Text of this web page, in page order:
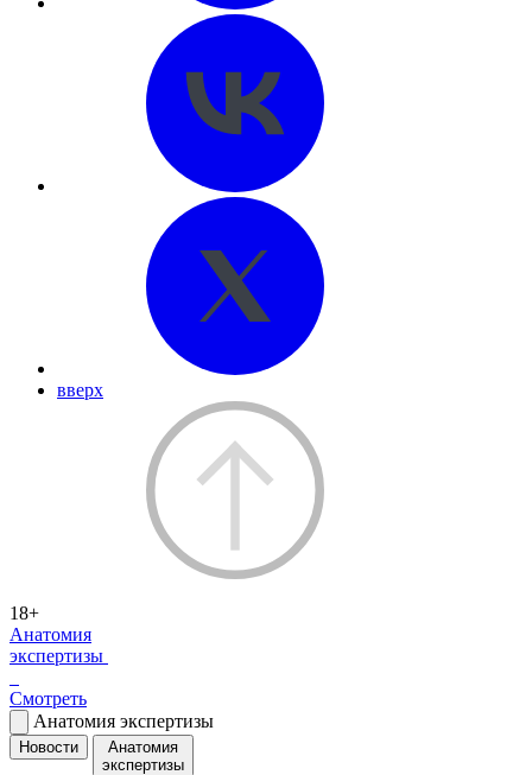
вверх
18+
Анатомия
экспертизы
Смотреть
Анатомия экспертизы
Новости
Анатомия
экспертизы